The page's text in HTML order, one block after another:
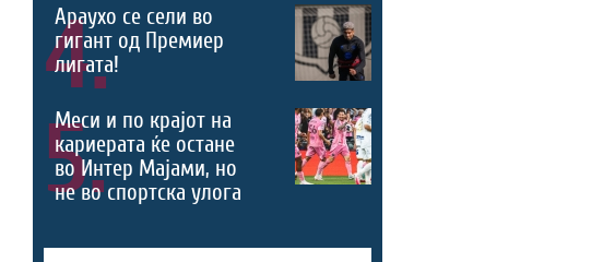
4.
Араухо се сели во
гигант од Премиер
лигата!
5.
Меси и по крајот на
кариерата ќе остане
во Интер Мајами, но
не во спортска улога